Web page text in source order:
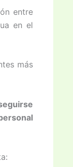
entre
en el
más